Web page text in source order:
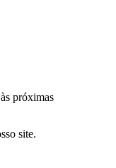
próximas
site.